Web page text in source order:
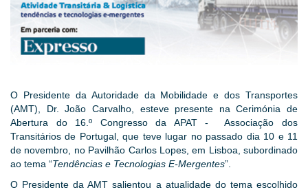
O Presidente da Autoridade da Mobilidade e dos Transportes
(AMT), Dr. João Carvalho, esteve presente na Cerimónia de
Abertura do 16.º Congresso da APAT - Associação dos
Transitários de Portugal, que teve lugar no passado dia 10 e 11
de novembro, no Pavilhão Carlos Lopes, em Lisboa, subordinado
ao tema “Tendências e Tecnologias E‑Mergentes”.
O Presidente da AMT salientou a atualidade do tema escolhido